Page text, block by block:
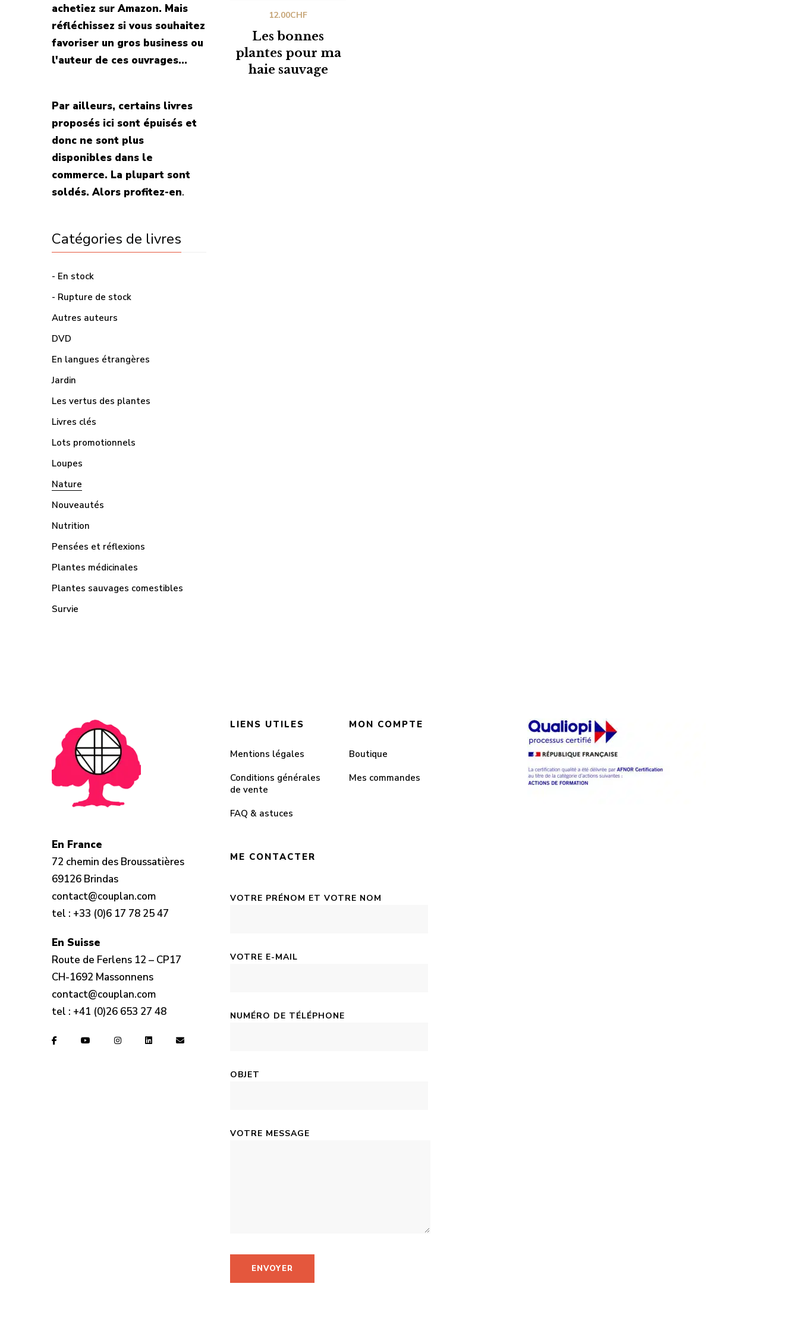
Les bonnes
plantes pour ma
haie sauvage
12.00CHF
achetiez sur Amazon. Mais
réfléchissez si vous souhaitez
favoriser un gros business ou
l'auteur de ces ouvrages...
Par ailleurs, certains livres
proposés ici sont épuisés et
donc ne sont plus
disponibles dans le
commerce. La plupart sont
soldés. Alors profitez-en.
Catégories de livres
- En stock
- Rupture de stock
Autres auteurs
DVD
En langues étrangères
Jardin
Les vertus des plantes
Livres clés
Lots promotionnels
Loupes
Nature
Nouveautés
Nutrition
Pensées et réflexions
Plantes médicinales
Plantes sauvages comestibles
Survie
En France
72 chemin des Broussatières
69126 Brindas
contact@couplan.com
tel : +33 (0)6 17 78 25 47
En Suisse
Route de Ferlens 12 – CP17
CH-1692 Massonnens
contact@couplan.com
tel : +41 (0)26 653 27 48
LIENS UTILES
Mentions légales
Conditions générales
de vente
FAQ & astuces
ME CONTACTER
VOTRE PRÉNOM ET VOTRE NOM
VOTRE E-MAIL
NUMÉRO DE TÉLÉPHONE
OBJET
VOTRE MESSAGE
MON COMPTE
Boutique
Mes commandes